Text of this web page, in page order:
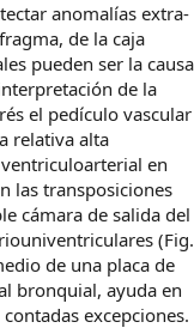
anomalías extra-
de la caja
pueden ser la causa
de la
el pedículo vascular
relativa alta
en
las transposiciones
cámara de salida del
(Fig.
de una placa de
bronquial, ayuda en
excepciones.